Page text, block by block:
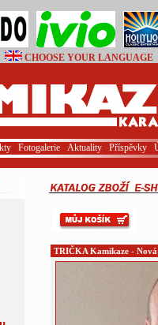
CHOOSE YOUR LANGUAGE
Fotogalerie Aktuality Příspěvky
TRIČKA Kamikaze - Nová